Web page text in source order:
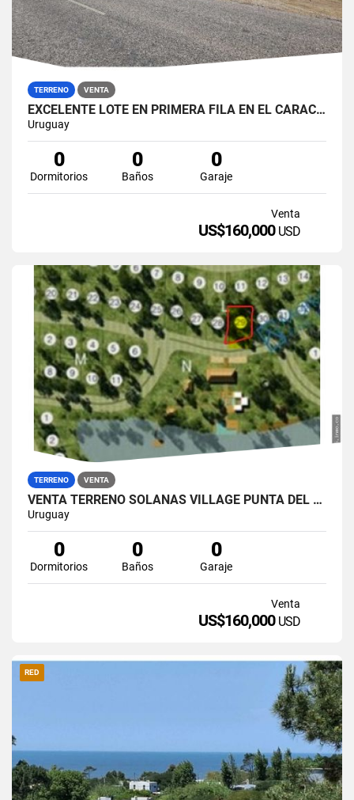
TERRENO VENTA
EXCELENTE LOTE EN PRIMERA FILA EN EL CARACOL - LAGUNA GARZON
Uruguay
0
Dormitorios
0
Baños
0
Garaje
Venta
US$160,000 USD
TERRENO VENTA
VENTA TERRENO SOLANAS VILLAGE PUNTA DEL ESTE FINANCIA
Uruguay
0
Dormitorios
0
Baños
0
Garaje
Venta
US$160,000 USD
RED